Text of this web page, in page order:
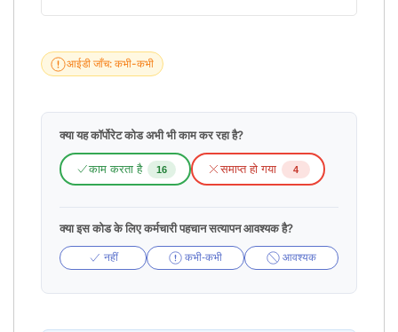
आईडी जाँच: कभी-कभी
क्या यह कॉर्पोरेट कोड अभी भी काम कर रहा है?
काम करता है 16 समाप्त हो गया 4
क्या इस कोड के लिए कर्मचारी पहचान सत्यापन आवश्यक है?
नहीं कभी-कभी आवश्यक